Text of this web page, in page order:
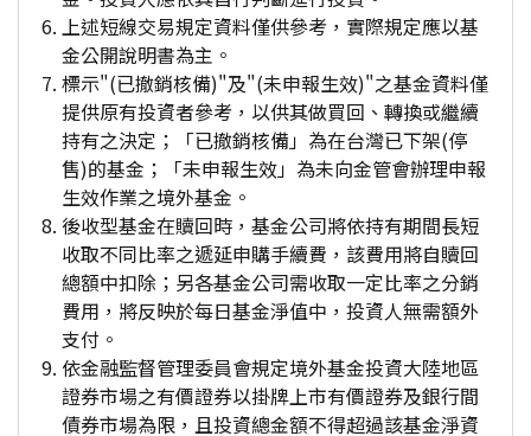
上述短線交易規定資料僅供參考，實際規定應以基
金公開說明書為主。
標示"(已撤銷核備)"及"(未申報生效)"之基金資料僅
提供原有投資者參考，以供其做買回、轉換或繼續
持有之決定；「已撤銷核備」為在台灣已下架(停
售)的基金；「未申報生效」為未向金管會辦理申報
生效作業之境外基金。
後收型基金在贖回時，基金公司將依持有期間長短
收取不同比率之遞延申購手續費，該費用將自贖回
總額中扣除；另各基金公司需收取一定比率之分銷
費用，將反映於每日基金淨值中，投資人無需額外
支付。
依金融監督管理委員會規定境外基金投資大陸地區
證券市場之有價證券以掛牌上市有價證券及銀行間
債券市場為限，且投資總金額不得超過該基金淨資